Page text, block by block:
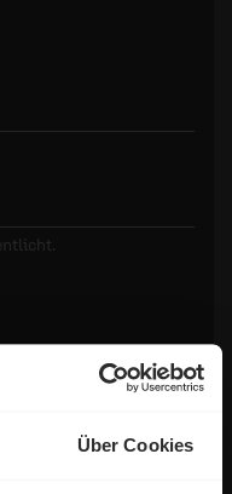
Über Cookies
meine Angaben
Zweck der